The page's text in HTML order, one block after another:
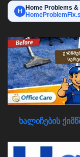
H
Home Problems &
ხალიჩების